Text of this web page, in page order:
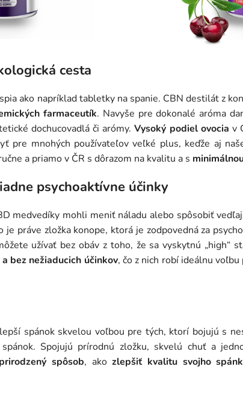
cesta
ako napríklad tabletky na spanie. CBN destilát z
farmaceutík. Navyše pre dokonalé aróma
dochucovadlá či arómy.Vysoký podiel ovocia v
pre mnohých používateľov veľké plus, keďže aj
a priamo v ČR s dôrazom na kvalitu a s
psychoaktívne účinky
medvedíky mohli meniť náladu alebo spôsobiť
je práve zložka konope, ktorá je zodpovedná za
užívať bez obáv z toho, že sa vyskytnú „high“
bez nežiaducich účinkov, čo z nich robí ideálnu
spánok skvelou voľbou pre tých, ktorí bojujú s
Spojujú prírodnú zložku, skvelú chuť a
prirodzený spôsob, akozlepšiť kvalitu svojho